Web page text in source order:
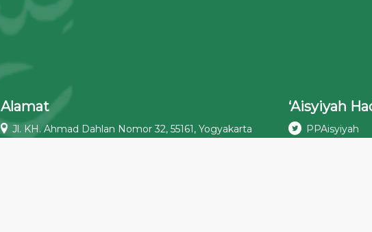
Alamat
Jl. KH. Ahmad Dahlan Nomor 32, 55161, Yogyakarta
‘Aisyiyah
PPAisyiyah